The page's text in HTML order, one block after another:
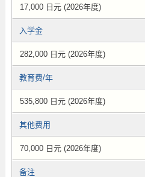
17,000 日元 (2026年度)
入学金
282,000 日元 (2026年度)
教育费/年
535,800 日元 (2026年度)
其他费用
70,000 日元 (2026年度)
备注